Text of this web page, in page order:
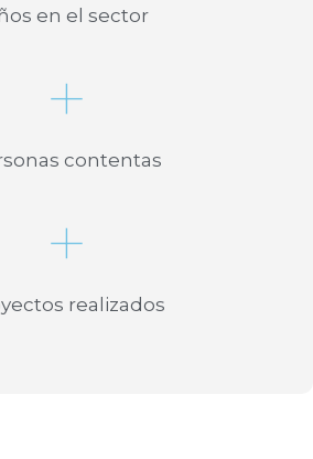
en el sector
contentas
+
realizados
+